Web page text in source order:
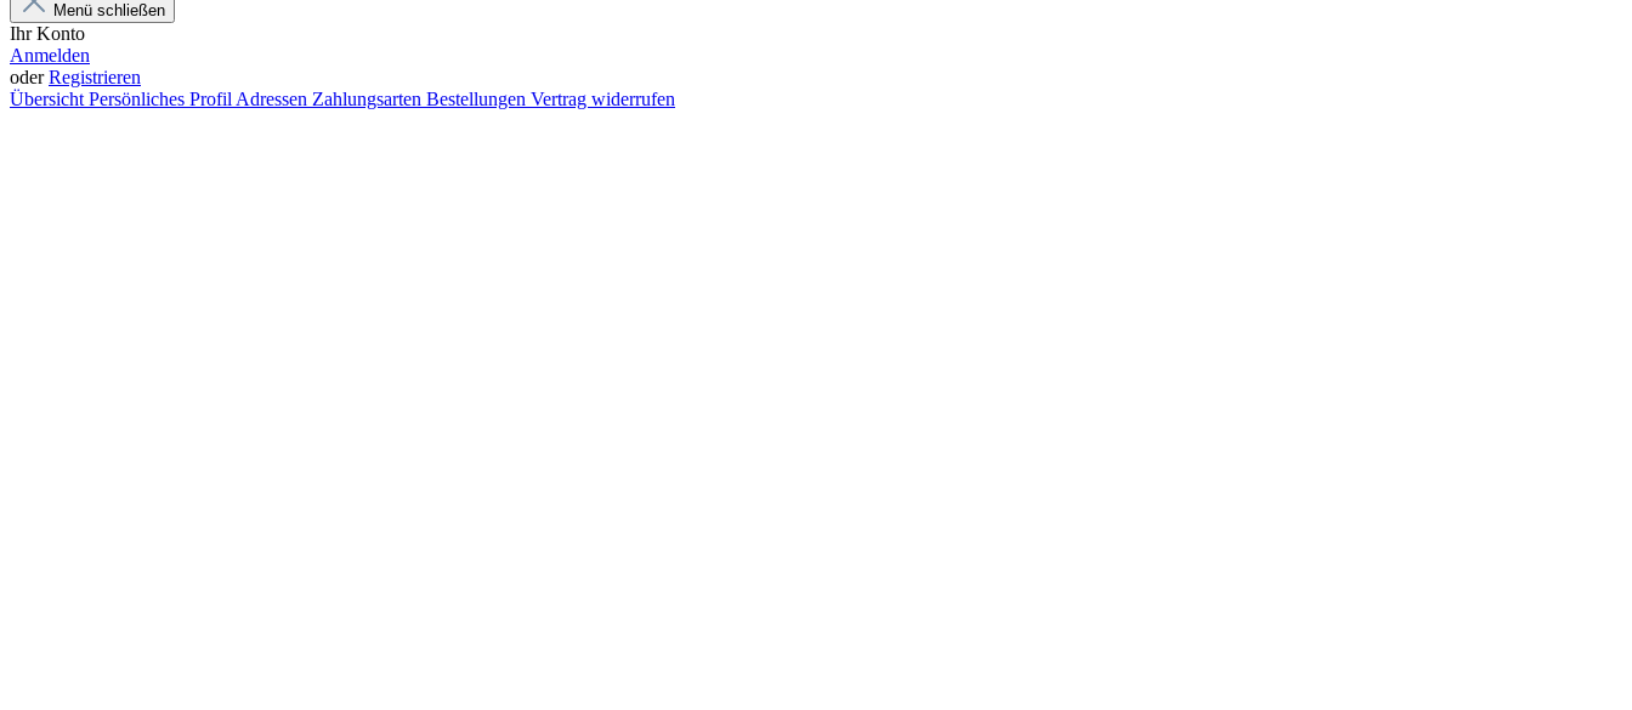
Menü schließen
Ihr Konto
Anmelden
oderRegistrieren
Übersicht Persönliches Profil Adressen Zahlungsarten Bestellungen Vertrag widerrufen